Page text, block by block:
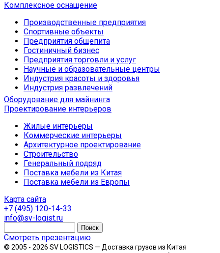
Комплексное оснащение
Производственные предприятия
Спортивные объекты
Предприятия общепита
Гостиничный бизнес
Предприятия торговли и услуг
Научные и образовательные центры
Индустрия красоты и здоровья
Индустрия развлечений
Оборудование для майнинга
Проектирование интерьеров
Жилые интерьеры
Коммерческие интерьеры
Архитектурное проектирование
Строительство
Генеральный подряд
Поставка мебели из Китая
Поставка мебели из Европы
Карта сайта
+7 (495) 120-14-33
info@sv-logist.ru
Смотреть презентацию
© 2005 - 2026 SV LOGISTICS — Доставка грузов из Китая